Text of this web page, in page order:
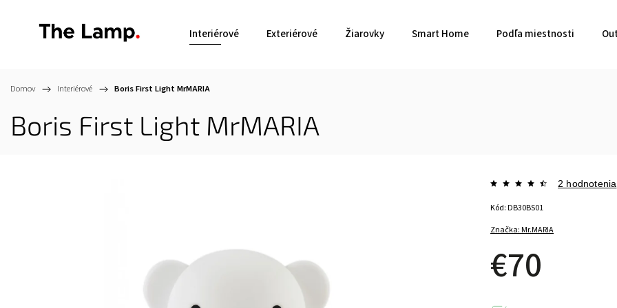
Interiérové Exteriérové Žiarovky Smart Home Podľa miestnosti
Domov / Interiérové / Boris First Light MrMARIA
Boris First Light MrMARIA
Značka:Mr.MARIA
2 hodnotenia
€70
Kód:DB30BS01